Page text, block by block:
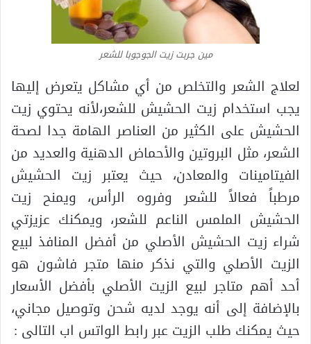
مين جربت زيت الجوجوبا للشعر
لعلاج الشعر والتخلص من أي مشاكل يتعرض إليها
يجب استخدام زيت الحشيش للشعر،لأنه يحتوي زيت
الحشيش على الكثير من العناصر الهامة جدا لصحة
الشعر، مثل البروتين والأحماض الدهنية والعديد من
الفيتامينات والمعادن، حيث يعتبر زيت الحشيش
مرطباً فعالاً للشعر وفروه الرأس، ويمنح زيت
الحشيش الملمس الناعم للشعر، ويمكنك عزيزتي
شراء زيت الحشيش الأصلي من أفضل المنافذ لبيع
الزيت الأصلي والتي نذكر منها متجر فاشون هو
أحد أهم متاجر لبيع الزيت الأصلي بأفضل الأسعار
بالإضافة إلى أنه يوجد لديه شحن وتوصيل مجاني،
حيث يمكنك طلب الزيت عبر رابط الواتس اب التالى :